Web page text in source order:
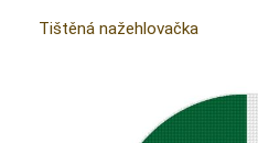
Tištěná nažehlovačka